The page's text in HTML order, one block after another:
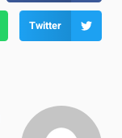
Twitter